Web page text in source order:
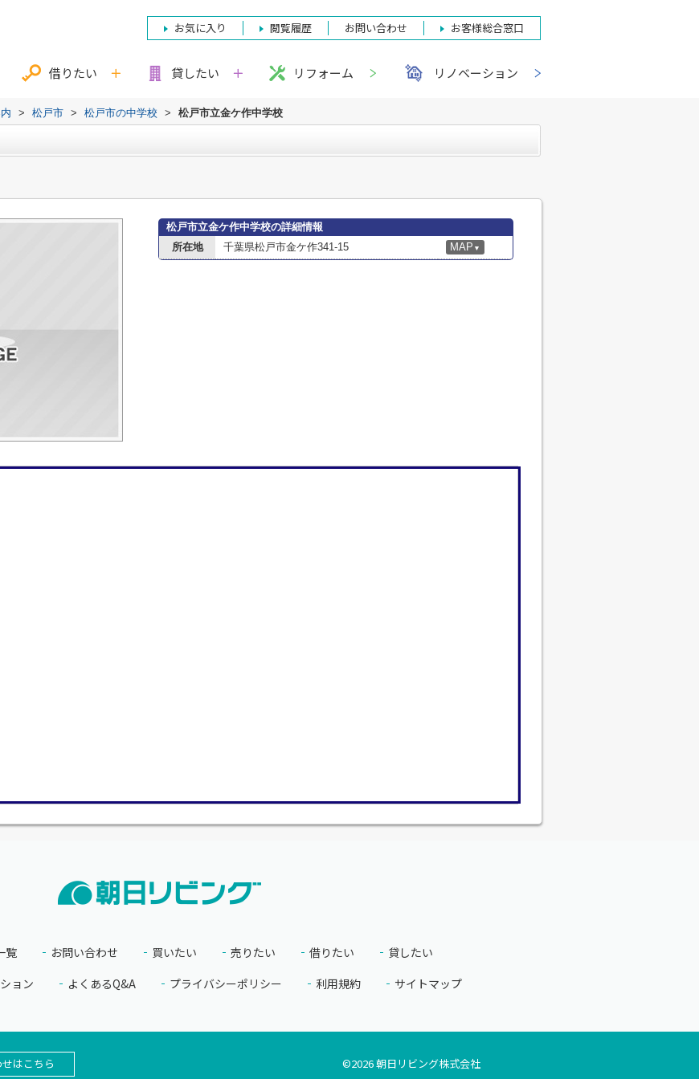
お気に入り 閲覧履歴 お問い合わせ お客様総合窓口
借りたい 貸したい リフォーム リノベーション
> 松戸市 > 松戸市の中学校 > 松戸市立金ケ作中学校
松戸市立金ケ作中学校の詳細情報
所在地
千葉県松戸市金ケ作341-15 MAP ▼
覧 お問い合わせ 買いたい 売りたい 借りたい
貸したい
ョン よくあるQ&A プライバシーポリシー 利用規約 サイトマップ
はこちら ©2026朝日リビング株式会社